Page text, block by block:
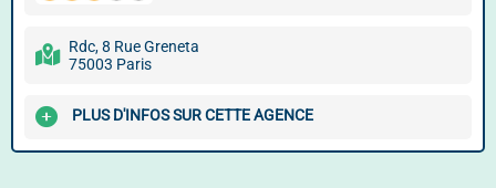
Rdc, 8 Rue Greneta
75003 Paris
PLUS D'INFOS SUR CETTE AGENCE